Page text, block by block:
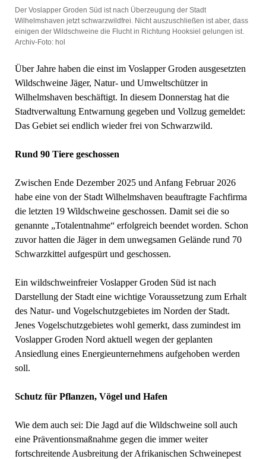
Der Voslapper Groden Süd ist nach Überzeugung der Stadt
Wilhelmshaven jetzt schwarzwildfrei. Nicht auszuschließen ist aber, dass
einigen der Wildschweine die Flucht in Richtung Hooksiel gelungen ist.
Archiv-Foto: hol
Über Jahre haben die einst im Voslapper Groden ausgesetzten
Wildschweine Jäger, Natur- und Umweltschützer in
Wilhelmshaven beschäftigt. In diesem Donnerstag hat die
Stadtverwaltung Entwarnung gegeben und Vollzug gemeldet:
Das Gebiet sei endlich wieder frei von Schwarzwild.
Rund 90 Tiere geschossen
Zwischen Ende Dezember 2025 und Anfang Februar 2026
habe eine von der Stadt Wilhelmshaven beauftragte Fachfirma
die letzten 19 Wildschweine geschossen. Damit sei die so
genannte „Totalentnahme“ erfolgreich beendet worden. Schon
zuvor hatten die Jäger in dem unwegsamen Gelände rund 70
Schwarzkittel aufgespürt und geschossen.
Ein wildschweinfreier Voslapper Groden Süd ist nach
Darstellung der Stadt eine wichtige Voraussetzung zum Erhalt
des Natur- und Vogelschutzgebietes im Norden der Stadt.
Jenes Vogelschutzgebietes wohl gemerkt, dass zumindest im
Voslapper Groden Nord aktuell wegen der geplanten
Ansiedlung eines Energieunternehmens aufgehoben werden
soll.
Schutz für Pflanzen, Vögel und Hafen
Wie dem auch sei: Die Jagd auf die Wildschweine soll auch
eine Präventionsmaßnahme gegen die immer weiter
fortschreitende Ausbreitung der Afrikanischen Schweinepest